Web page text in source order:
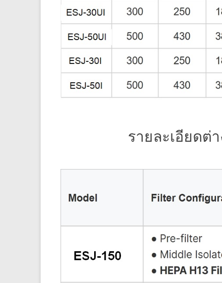
รายละเอียดต่